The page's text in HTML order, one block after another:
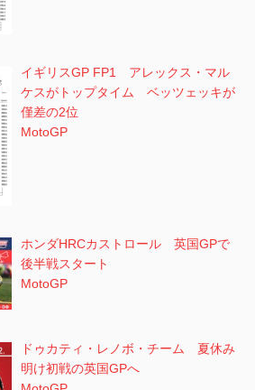
イギリスGP FP1 アレックス・マル
ケスがトップタイム ベッツェッキが
僅差の2位
MotoGP
ホンダHRCカストロール 英国GPで
後半戦スタート
MotoGP
ドゥカティ・レノボ・チーム 夏休み
明け初戦の英国GPへ